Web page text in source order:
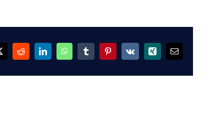
RedditLinkedInWhatsAppTumblrPinterest
Vk Xing Email